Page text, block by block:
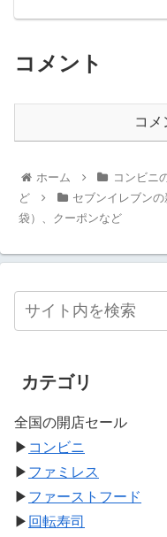
コメント
コメ
ホーム
コンビニ
ど
セブンイレブン
袋）、クーポンなど
カテゴリ
全国の開店セール
▶ コンビニ
▶ ファミレス
▶ ファーストフード
▶ 回転寿司